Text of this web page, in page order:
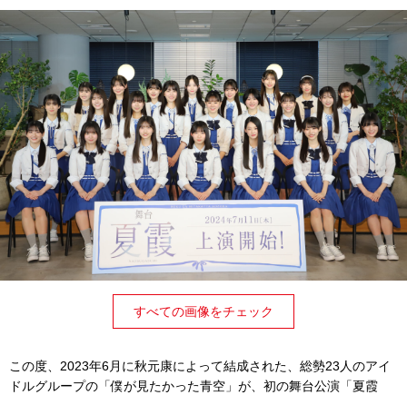
すべての画像をチェック
この度、2023年6月に秋元康によって結成された、総勢23人のアイ
ドルグループの「僕が見たかった青空」が、初の舞台公演「夏霞